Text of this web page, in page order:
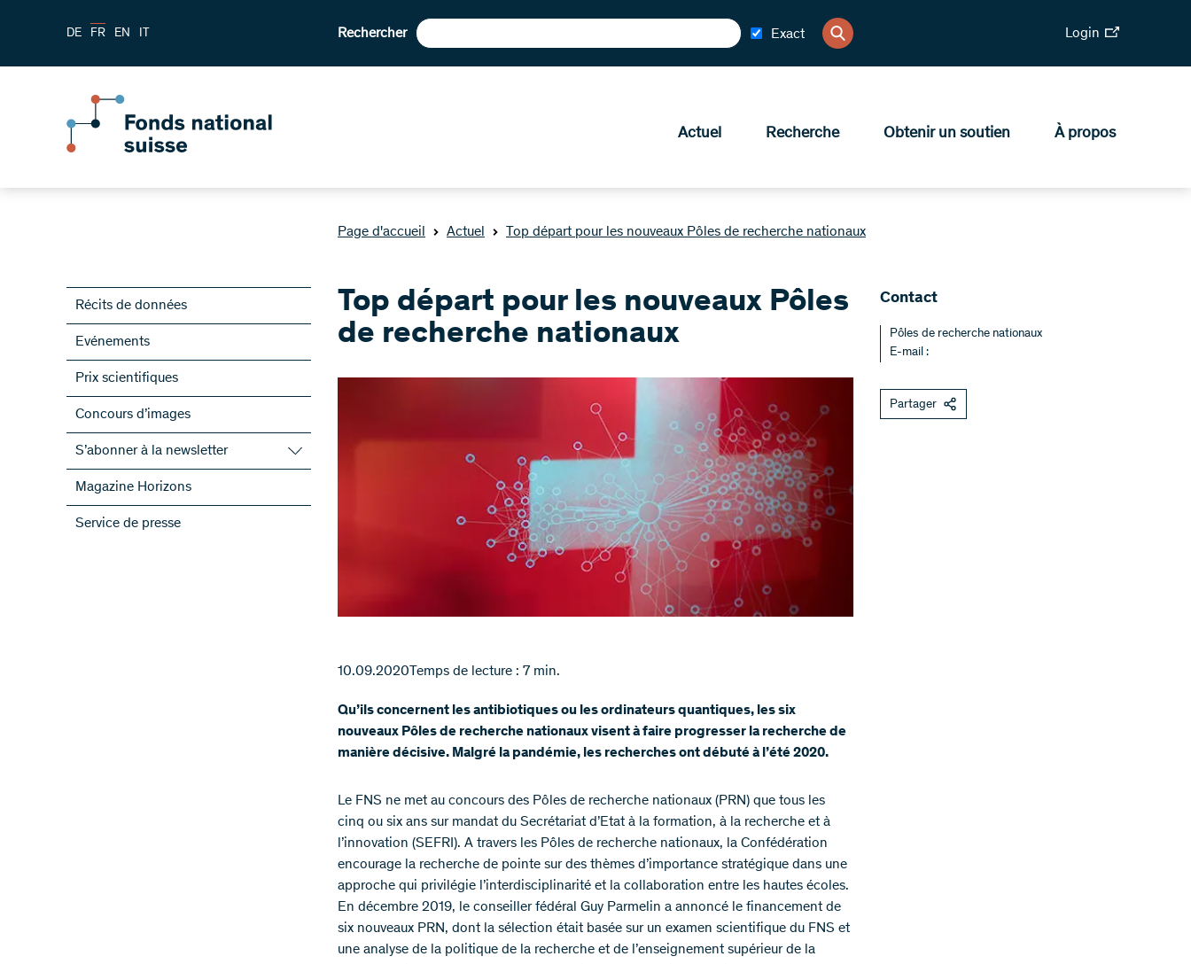
DE FR EN IT Rechercher Exact Login
Actuel Recherche Obtenir un soutien À propos
Page d'accueil Actuel Top départ pour les nouveaux Pôles de recherche nationaux
Récits de données
Evénements
Prix scientifiques
Concours d’images
S’abonner à la newsletter
S’abonner à la newsletter du FNS
S’abonner aux newsletter des PRN
ScienceGeist
Magazine Horizons
Service de presse
Top départ pour les nouveaux Pôles
de recherche nationaux
10.09.2020 Temps de lecture : 7 min.
Qu’ils concernent les antibiotiques ou les ordinateurs quantiques, les six
nouveaux Pôles de recherche nationaux visent à faire progresser la recherche de
manière décisive. Malgré la pandémie, les recherches ont débuté à l’été 2020.
Le FNS ne met au concours des Pôles de recherche nationaux (PRN) que tous les
cinq ou six ans sur mandat du Secrétariat d’Etat à la formation, à la recherche et à
l’innovation (SEFRI). A travers les Pôles de recherche nationaux, la Confédération
encourage la recherche de pointe sur des thèmes d’importance stratégique dans une
approche qui privilégie l’interdisciplinarité et la collaboration entre les hautes écoles.
En décembre 2019, le conseiller fédéral Guy Parmelin a annoncé le financement de
six nouveaux PRN, dont la sélection était basée sur un examen scientifique du FNS et
une analyse de la politique de la recherche et de l’enseignement supérieur de la
Contact
Pôles de recherche nationaux
E-mail :
Partager